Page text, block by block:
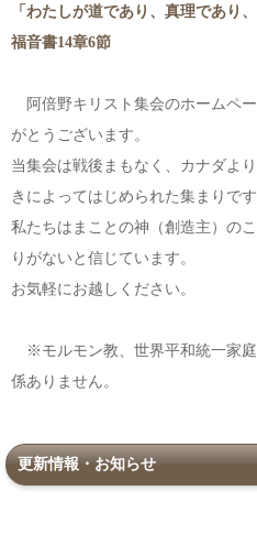
「わたしが道であり、真理であ
福音書14章6節
阿倍野キリスト集会のホームペ
がとうございます。
当集会は戦後まもなく、カナダよ
きによってはじめられた集まりです
私たちはまことの神（創造主）の
りがないと信じています。
お気軽にお越しください。
※モルモン教、世界平和統一家庭
係ありません。
更新情報・お知らせ